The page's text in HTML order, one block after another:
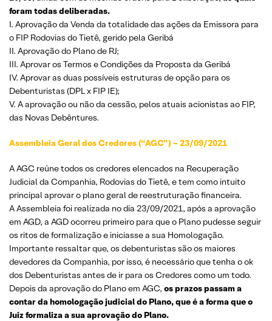
foram todas deliberadas.
I. Aprovação da Venda da totalidade das ações da Emissora para
o FIP Rodovias do Tietê, gerido pela Geribá
II. Aprovação do Plano de RJ;
III. Aprovar os Termos e Condições da Proposta da Geribá
IV. Aprovar as duas possíveis estruturas de opção para os
Debenturistas (DPL x FIP IE);
V. A aprovação ou não da cessão, pelos atuais acionistas ao FIP,
das Novas Debêntures.
Assembleia Geral dos Credores (“AGC”) – 23/09/2021
A AGC reúne todos os credores elencados na Recuperação
Judicial da Companhia, Rodovias do Tietê, e tem como intuito
principal aprovar o plano geral de reestruturação financeira.
A Assembleia foi realizada no dia 23/09/2021, após a aprovação
em AGD, a AGD ocorreu primeiro para que o Plano pudesse seguir
os ritos de formalização e iniciasse a sua Homologação.
Importante ressaltar que, os debenturistas são os maiores
devedores da Companhia, por isso, é necessário que tenha o ok
dos Debenturistas antes de ir para os Credores como um todo.
Depois da aprovação do Plano em AGC, os prazos passam a
contar da homologação judicial do Plano, que é a forma que o
Juiz formaliza a sua aprovação do Plano.